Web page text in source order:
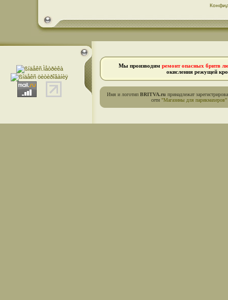
Мы производим ремонт опасных бритв
окисления режущей
Имя и логотип BRITVA.ru принадлежат
сети "Магазины для парикмахеров"